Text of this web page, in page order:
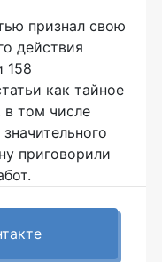
признал свою
действия
158
как тайное
том числе
приговорили